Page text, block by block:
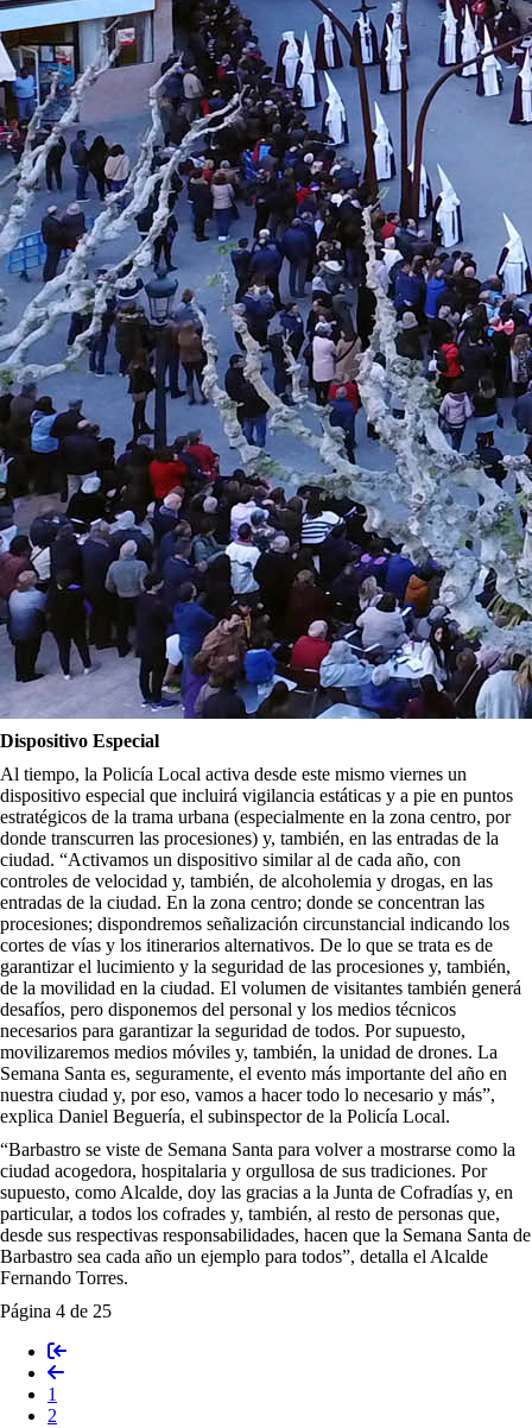
Dispositivo Especial
Al tiempo, la Policía Local activa desde este mismo viernes un
dispositivo especial que incluirá vigilancia estáticas y a pie en puntos
estratégicos de la trama urbana (especialmente en la zona centro, por
donde transcurren las procesiones) y, también, en las entradas de la
ciudad. “Activamos un dispositivo similar al de cada año, con
controles de velocidad y, también, de alcoholemia y drogas, en las
entradas de la ciudad. En la zona centro; donde se concentran las
procesiones; dispondremos señalización circunstancial indicando los
cortes de vías y los itinerarios alternativos. De lo que se trata es de
garantizar el lucimiento y la seguridad de las procesiones y, también,
de la movilidad en la ciudad. El volumen de visitantes también generá
desafíos, pero disponemos del personal y los medios técnicos
necesarios para garantizar la seguridad de todos. Por supuesto,
movilizaremos medios móviles y, también, la unidad de drones. La
Semana Santa es, seguramente, el evento más importante del año en
nuestra ciudad y, por eso, vamos a hacer todo lo necesario y más”,
explica Daniel Beguería, el subinspector de la Policía Local.
“Barbastro se viste de Semana Santa para volver a mostrarse como la
ciudad acogedora, hospitalaria y orgullosa de sus tradiciones. Por
supuesto, como Alcalde, doy las gracias a la Junta de Cofradías y, en
particular, a todos los cofrades y, también, al resto de personas que,
desde sus respectivas responsabilidades, hacen que la Semana Santa de
Barbastro sea cada año un ejemplo para todos”, detalla el Alcalde
Fernando Torres.
Página 4 de 25
1
2